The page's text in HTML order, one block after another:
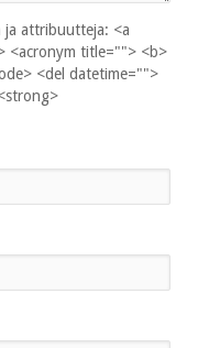
ja attribuutteja: <a
<acronym title=""> <b>
<del datetime="">